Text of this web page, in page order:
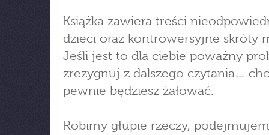
Książka zawiera treści
dzieci oraz kontrowersyjne skróty
Jeśli jest to dla ciebie poważny
zrezygnuj z dalszego czytania…
pewnie będziesz żałować.
Robimy głupie rzeczy,